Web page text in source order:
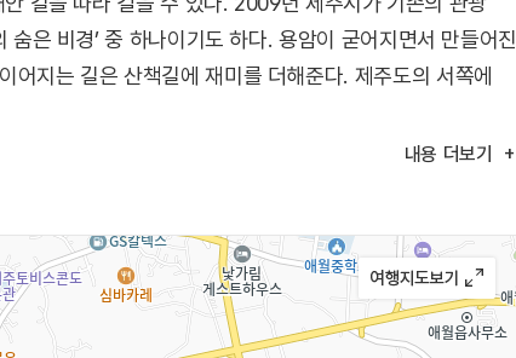
은 비경’ 중 하나이기도 하다. 용암이 굳어지면서 만들어진
지는 길은 산책길에 재미를 더해준다. 제주도의 서쪽에
내용 더보기